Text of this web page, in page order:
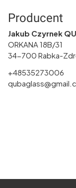
Producent
Jakub Czyrnek
ORKANA 18B/31
34-700 Rabka-
+48535273006